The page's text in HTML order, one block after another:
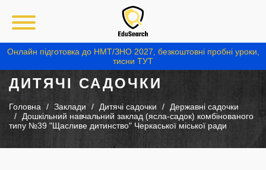
Онлайн підготовка до НМТ/ЗНО 2027, безкоштовні пробні уроки,
тисни ТУТ
ДИТЯЧІ САДОЧКИ
Головна Заклади Дитячі садочки
Державні садочки
Дошкільний навчальний заклад (ясла-садок) комбінованого
типу №39 "Щасливе дитинство" Черкаської міської ради